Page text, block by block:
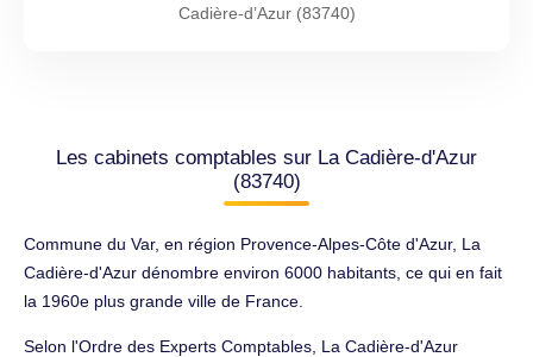
Cadière-d’Azur (83740)
Les cabinets comptables sur La Cadière-d'Azur
(83740)
Commune du Var, en région Provence-Alpes-Côte d'Azur, La
Cadière-d'Azur dénombre environ 6000 habitants, ce qui en fait
la 1960e plus grande ville de France.
Selon l'Ordre des Experts Comptables, La Cadière-d'Azur